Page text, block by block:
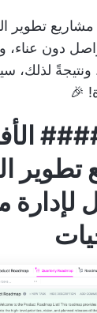
تطوير
دون عناء، و
ونتيجةً لذلك،
🎉
تطوير